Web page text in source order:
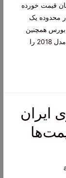
100 میلیون تومان قیمت خورده
جوک پلاتینیوم مدل 2017 نیز در محدوده یک
بورس همچنین
معامله کنندگان میتسوبیشی لنسر 1.8 لیتر اتوماتیک مدل 2018 را
ایران